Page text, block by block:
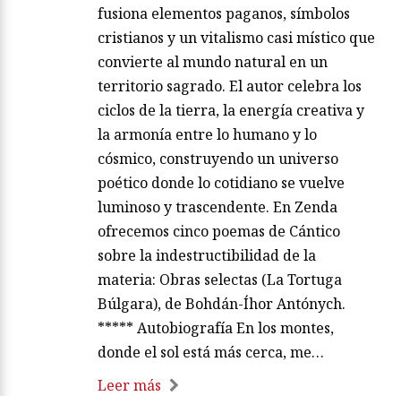
fusiona elementos paganos, símbolos
cristianos y un vitalismo casi místico que
convierte al mundo natural en un
territorio sagrado. El autor celebra los
ciclos de la tierra, la energía creativa y
la armonía entre lo humano y lo
cósmico, construyendo un universo
poético donde lo cotidiano se vuelve
luminoso y trascendente. En Zenda
ofrecemos cinco poemas de Cántico
sobre la indestructibilidad de la
materia: Obras selectas (La Tortuga
Búlgara), de Bohdán-Íhor Antónych.
***** Autobiografía En los montes,
donde el sol está más cerca, me…
Leer más